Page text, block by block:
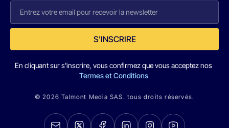
S'INSCRIRE
En cliquant sur s'inscrire, vous confirmez que vous acceptez nos
Termes et Conditions
© 2026 Talmont Media SAS. tous droits réservés.